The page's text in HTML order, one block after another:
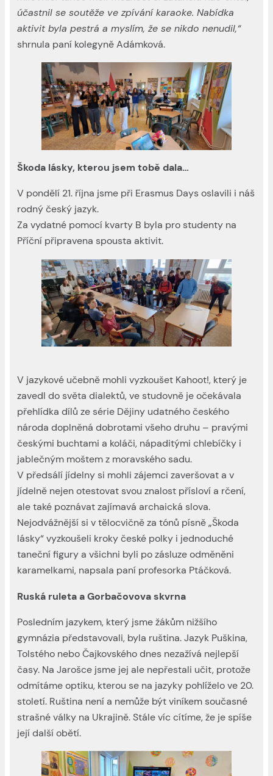
účastnil se soutěže ve zpívání karaoke. Nabídka
aktivit byla pestrá a myslím, že se nikdo nenudil,“
shrnula paní kolegyně Adámková.
Škoda lásky, kterou jsem tobě dala…
V pondělí 21. října jsme při Erasmus Days oslavili i náš
rodný český jazyk.
Za vydatné pomocí kvarty B byla pro studenty na
Příční připravena spousta aktivit.
V jazykové učebně mohli vyzkoušet Kahoot!, který je
zavedl do světa dialektů, ve studovně je očekávala
přehlídka dílů ze série Dějiny udatného českého
národa doplněná dobrotami všeho druhu – pravými
českými buchtami a koláči, nápaditými chlebíčky i
jablečným moštem z moravského sadu.
V předsálí jídelny si mohli zájemci zaveršovat a v
jídelně nejen otestovat svou znalost přísloví a rčení,
ale také poznávat zajímavá archaická slova.
Nejodvážnější si v tělocvičně za tónů písně „Škoda
lásky“ vyzkoušeli kroky české polky i jednoduché
taneční figury a všichni byli po zásluze odměněni
karamelkami, napsala paní profesorka Ptáčková.
Ruská ruleta a Gorbačovova skvrna
Posledním jazykem, který jsme žákům nižšího
gymnázia představovali, byla ruština. Jazyk Puškina,
Tolstého nebo Čajkovského dnes nezažívá nejlepší
časy. Na Jarošce jsme jej ale nepřestali učit, protože
odmítáme optiku, kterou se na jazyky pohlíželo ve 20.
století. Ruština není a nemůže být viníkem současné
strašné války na Ukrajině. Stále víc cítíme, že je spíše
její další obětí.